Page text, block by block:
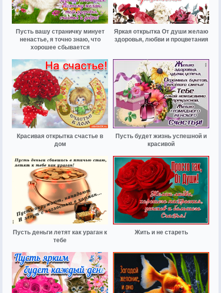
Пусть вашу страничку минует
ненастье, я точно знаю, что
хорошее сбывается
Яркая открытка От души желаю
здоровья, любви и процветания
Красивая открытка счастье в
дом
Пусть будет жизнь успешной и
красивой
Пусть деньги летят как ураган к
тебе
Жить и не стареть